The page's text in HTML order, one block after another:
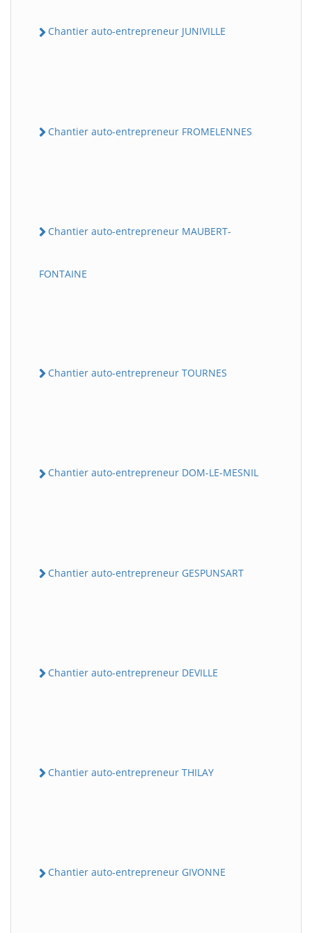
Chantier auto-entrepreneur JUNIVILLE
Chantier auto-entrepreneur FROMELENNES
Chantier auto-entrepreneur MAUBERT-
FONTAINE
Chantier auto-entrepreneur TOURNES
Chantier auto-entrepreneur DOM-LE-MESNIL
Chantier auto-entrepreneur GESPUNSART
Chantier auto-entrepreneur DEVILLE
Chantier auto-entrepreneur THILAY
Chantier auto-entrepreneur GIVONNE